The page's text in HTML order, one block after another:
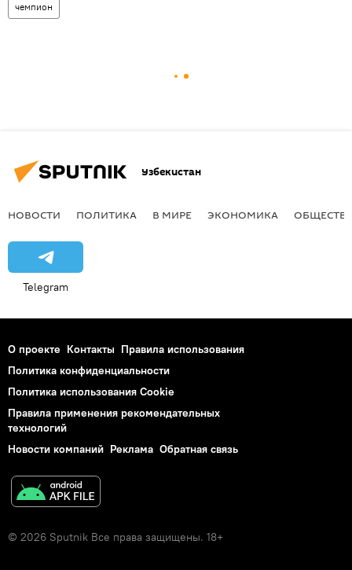
чемпион
Узбекистан
НОВОСТИ ПОЛИТИКА В МИРЕ ЭКОНОМИКА
Telegram
О проекте Контакты Правила использования
Политика конфиденциальности
Политика использования Cookie
Правила применения рекомендательных
технологий
Новости компаний Реклама Обратная связь
© 2026 Sputnik Все права защищены. 18+